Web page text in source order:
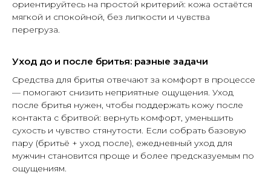
ориентируйтесь на простой критерий: кожа остаётся
мягкой и спокойной, без липкости и чувства
перегруза.
Уход до и после бритья: разные задачи
Средства для бритья отвечают за комфорт в процессе
— помогают снизить неприятные ощущения. Уход
после бритья нужен, чтобы поддержать кожу после
контакта с бритвой: вернуть комфорт, уменьшить
сухость и чувство стянутости. Если собрать базовую
пару (бритьё + уход после), ежедневный уход для
мужчин становится проще и более предсказуемым по
ощущениям.